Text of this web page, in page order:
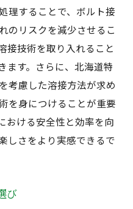
理することで、ボルト接
のリスクを減少させるこ
接技術を取り入れること
ます。さらに、北海道特
考慮した溶接方法が求め
を身につけることが重要
おける安全性と効率を向
しさをより実感できるで
び